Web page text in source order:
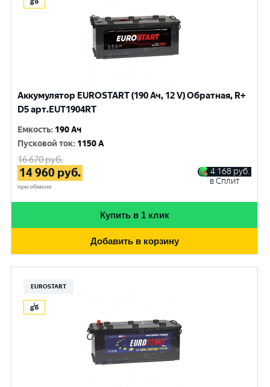
Аккумулятор EUROSTART (190 Ач, 12 V) Обратная, R+
D5 арт.EUT1904RT
Емкость: 190 Ач
Пусковой ток: 1150 A
16 670руб.
14 960 руб.
при обмене
4 168 руб.
в Сплит
Купить в 1 клик
Добавить в корзину
EUROSTART